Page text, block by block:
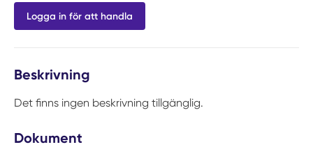
Logga in för att handla
Beskrivning
Det finns ingen beskrivning tillgänglig.
Dokument